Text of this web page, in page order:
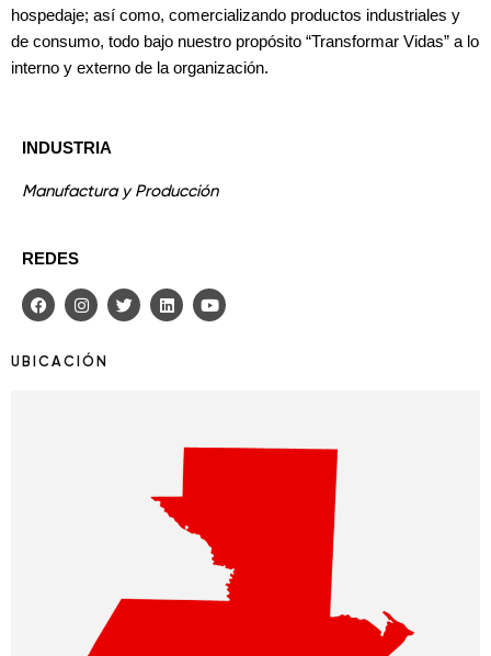
hospedaje; así como, comercializando productos industriales y
de consumo, todo bajo nuestro propósito “Transformar Vidas” a lo
interno y externo de la organización.
INDUSTRIA
Manufactura y Producción
REDES
UBICACIÓN